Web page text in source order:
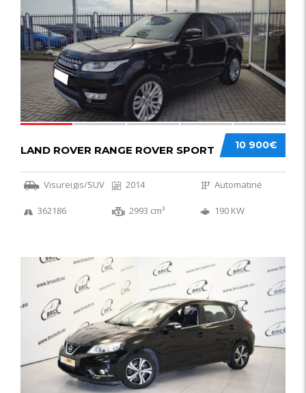
10 900€
LAND ROVER RANGE ROVER SPORT
Visureigis/SUV 2014 Automatinė
362186 2993 cm³ 190 KW